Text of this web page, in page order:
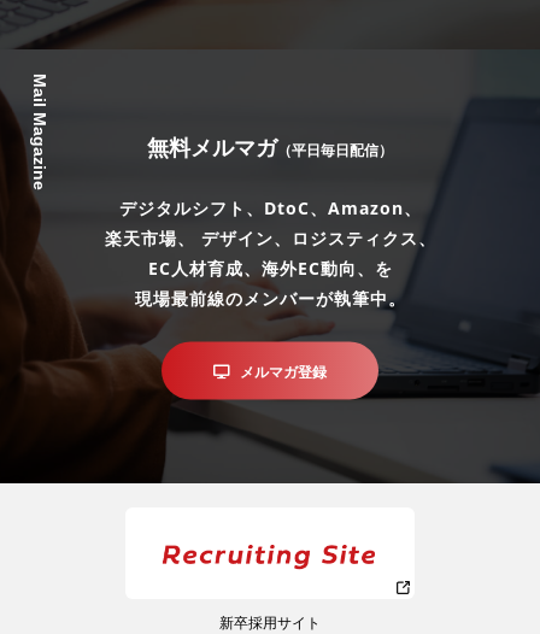
Mail Magazine 無料メルマガ （平日毎日配信）
デジタルシフト、DtoC、Amazon、
楽天市場、 デザイン、ロジスティクス、
EC人材育成、海外EC動向、を
現場最前線のメンバーが執筆中。
メルマガ登録
新卒採用サイト